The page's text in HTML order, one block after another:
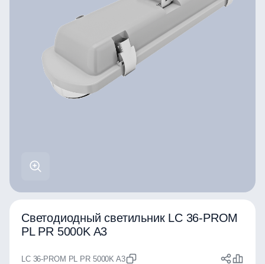
Светодиодный светильник LC 36-PROM
PL PR 5000K A3
LC 36-PROM PL PR 5000K A3